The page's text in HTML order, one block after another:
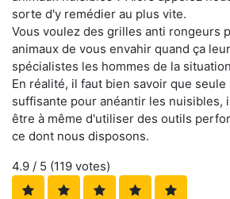
sorte d'y remédier au plus vite.
Vous voulez des grilles anti rongeurs
animaux de vous envahir quand ça
spécialistes les hommes de la
En réalité, il faut bien savoir que
suffisante pour anéantir les nuisibles,
être à même d'utiliser des outils
ce dont nous disposons.
4.9 / 5 (119 votes)